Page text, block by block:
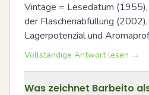
Vintage = Lesedatum
der Flaschenabfüllung
Lagerpotenzial und
Vollständige Antwort lesen →
Was zeichnet Barbeito